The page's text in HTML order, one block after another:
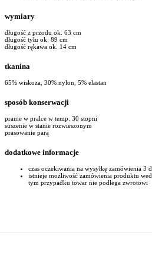
wymiary
długość z przodu ok. 63 cm
długość tyłu ok. 89 cm
długość rękawa ok. 14 cm
tkanina
65% wiskoza, 30% nylon, 5% elastan
sposób konserwacji
pranie w pralce w temp. 30 stopni
suszenie w stanie rozwieszonym
prasowanie parą
dodatkowe informacje
czas oczekiwania na wysyłkę zamówienia 3
istnieje możliwość zamówienia produktu
tym przypadku towar nie podlega zwrotowi